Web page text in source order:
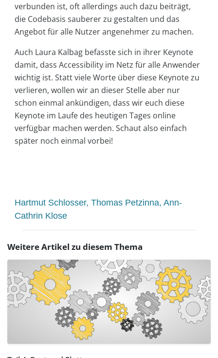
verbunden ist, oft allerdings auch dazu beiträgt,
die Codebasis sauberer zu gestalten und das
Angebot für alle Nutzer angenehmer zu machen.
Auch Laura Kalbag befasste sich in ihrer Keynote
damit, dass Accessibility im Netz für alle Anwender
wichtig ist. Statt viele Worte über diese Keynote zu
verlieren, wollen wir an dieser Stelle aber nur
schon einmal ankündigen, dass wir euch diese
Keynote im Laufe des heutigen Tages online
verfügbar machen werden. Schaut also einfach
später noch einmal vorbei!
Hartmut Schlosser, Thomas Petzinna, Ann-
Cathrin Klose
Weitere Artikel zu diesem Thema